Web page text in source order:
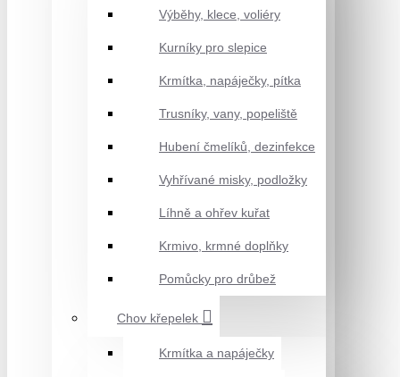
Výběhy, klece, voliéry
Kurníky pro slepice
Krmítka, napáječky, pítka
Trusníky, vany, popeliště
Hubení čmelíků, dezinfekce
Vyhřívané misky, podložky
Líhně a ohřev kuřat
Krmivo, krmné doplňky
Pomůcky pro drůbež
Chov křepelek
Krmítka a napáječky